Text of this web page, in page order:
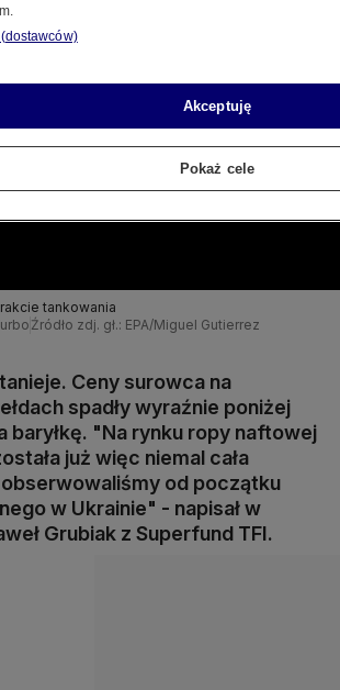
tankowania
Źródło zdj. gł.: EPA/Miguel Gutierrez
Ceny surowca na
spadły wyraźnie poniżej
baryłkę. "Na rynku ropy naftowej
już więc niemal cała
od początku
w Ukrainie" - napisał w
Grubiak z Superfund TFI.
Akceptuję
Pokaż cele